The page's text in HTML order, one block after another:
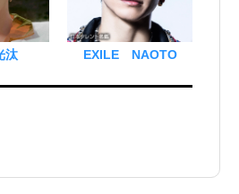
汰 EXILE NAOTO